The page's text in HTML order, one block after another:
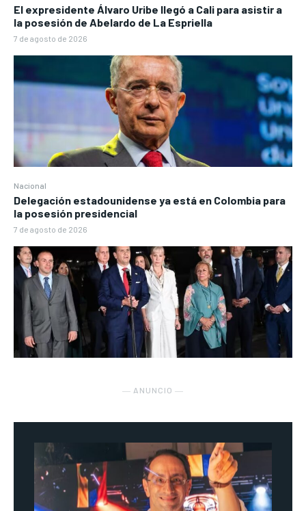
El expresidente Álvaro Uribe llegó a Cali para asistir a
la posesión de Abelardo de La Espriella
7 de agosto de 2026
Nacional
Delegación estadounidense ya está en Colombia para
la posesión presidencial
7 de agosto de 2026
― ANUNCIO ―